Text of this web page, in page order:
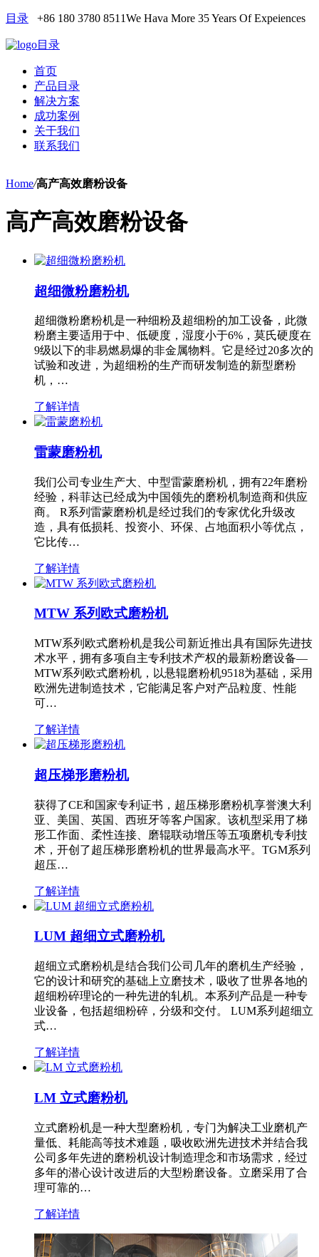
目录 +86 180 3780 8511We Hava More 35 Years Of Expeiences
目录
首页
产品目录
解决方案
成功案例
关于我们
联系我们
Home/高产高效磨粉设备
高产高效磨粉设备
超细微粉磨粉机
超细微粉磨粉机是一种细粉及超细粉的加工设备，此微
粉磨主要适用于中、低硬度，湿度小于6%，莫氏硬度在
9级以下的非易燃易爆的非金属物料。它是经过20多次的
试验和改进，为超细粉的生产而研发制造的新型磨粉
机，…
了解详情
雷蒙磨粉机
我们公司专业生产大、中型雷蒙磨粉机，拥有22年磨粉
经验，科菲达已经成为中国领先的磨粉机制造商和供应
商。 R系列雷蒙磨粉机是经过我们的专家优化升级改
造，具有低损耗、投资小、环保、占地面积小等优点，
它比传…
了解详情
MTW 系列欧式磨粉机
MTW系列欧式磨粉机是我公司新近推出具有国际先进技
术水平，拥有多项自主专利技术产权的最新粉磨设备—
MTW系列欧式磨粉机，以悬辊磨粉机9518为基础，采用
欧洲先进制造技术，它能满足客户对产品粒度、性能
可…
了解详情
超压梯形磨粉机
获得了CE和国家专利证书，超压梯形磨粉机享誉澳大利
亚、美国、英国、西班牙等客户国家。该机型采用了梯
形工作面、柔性连接、磨辊联动增压等五项磨机专利技
术，开创了超压梯形磨粉机的世界最高水平。TGM系列
超压…
了解详情
LUM 超细立式磨粉机
超细立式磨粉机是结合我们公司几年的磨机生产经验，
它的设计和研究的基础上立磨技术，吸收了世界各地的
超细粉碎理论的一种先进的轧机。本系列产品是一种专
业设备，包括超细粉碎，分级和交付。 LUM系列超细立
式…
了解详情
LM 立式磨粉机
立式磨粉机是一种大型磨粉机，专门为解决工业磨机产
量低、耗能高等技术难题，吸收欧洲先进技术并结合我
公司多年先进的磨粉机设计制造理念和市场需求，经过
多年的潜心设计改进后的大型粉磨设备。立磨采用了合
理可靠的…
了解详情